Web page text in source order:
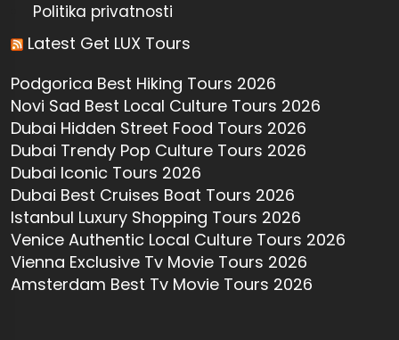
Politika privatnosti
Latest Get LUX Tours
Podgorica Best Hiking Tours 2026
Novi Sad Best Local Culture Tours 2026
Dubai Hidden Street Food Tours 2026
Dubai Trendy Pop Culture Tours 2026
Dubai Iconic Tours 2026
Dubai Best Cruises Boat Tours 2026
Istanbul Luxury Shopping Tours 2026
Venice Authentic Local Culture Tours 2026
Vienna Exclusive Tv Movie Tours 2026
Amsterdam Best Tv Movie Tours 2026